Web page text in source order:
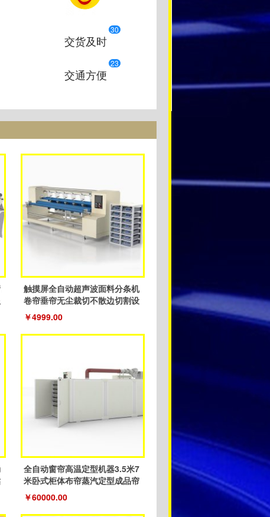
交货及时
30
交通方便
23
触摸屏全自动超声波面料分条机
卷帘垂帘无尘裁切不散边切割设
备
￥4999.00
全自动窗帘高温定型机器3.5米7
米卧式柜体布帘蒸汽定型成品帘
￥60000.00